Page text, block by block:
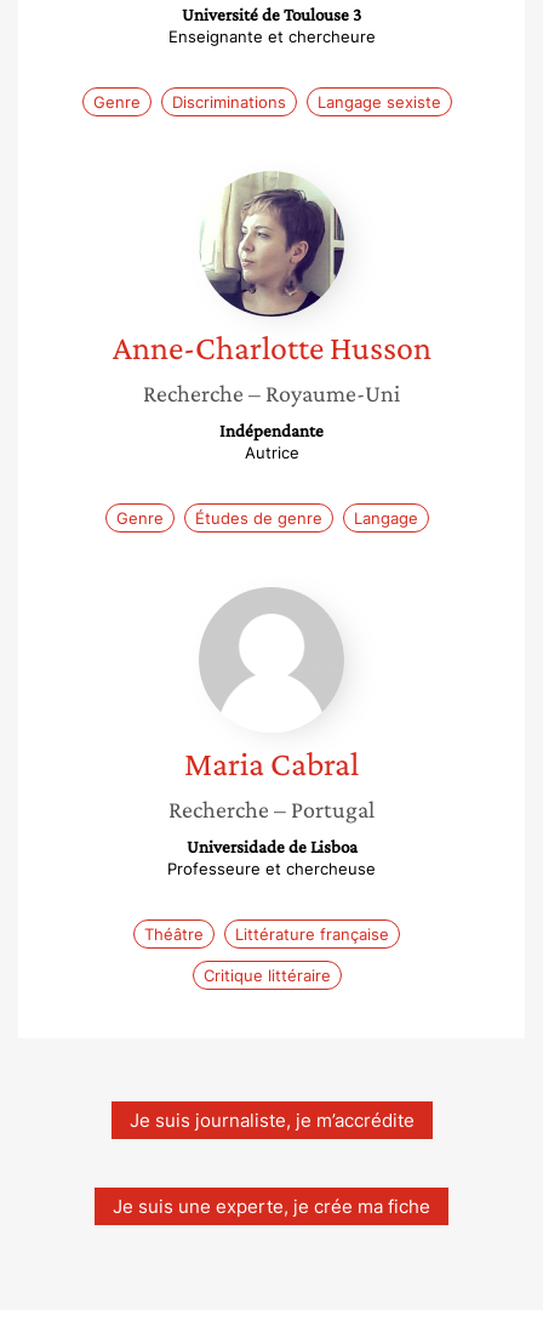
Université de Toulouse 3
Enseignante et chercheure
Genre Discriminations Langage sexiste
Anne-
Charlotte
Husson
Anne-Charlotte Husson
Recherche – Royaume-Uni
Indépendante
Autrice
Genre Études de genre Langage
Maria
Cabral
MariaCabral
Recherche – Portugal
Universidade de Lisboa
Professeure et chercheuse
Théâtre Littérature française
Critique littéraire
Je suis journaliste, je m’accrédite
Je suis une experte, je crée ma fiche